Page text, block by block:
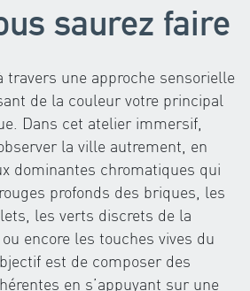
saurez faire
travers une approche sensorielle
de la couleur votre principal
Dans cet atelier immersif,
la ville autrement, en
dominantes chromatiques qui
profonds des briques, les
les verts discrets de la
encore les touches vives du
est de composer des
en s’appuyant sur une